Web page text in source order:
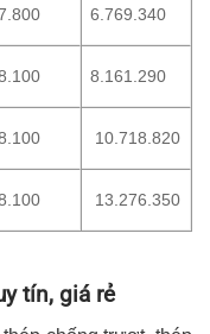
6.769.340
8.161.290
10.718.820
13.276.350
tín, giá rẻ